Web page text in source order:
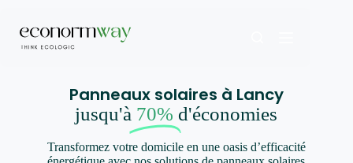
Panneaux solaires à Lancy
jusqu'à 70% d'économies
Transformez votre domicile en une oasis d’efficacité